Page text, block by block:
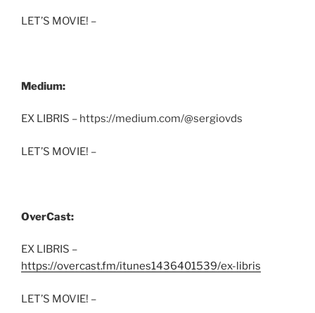
LET’S MOVIE! –
Medium:
EX LIBRIS – https://medium.com/@sergiovds
LET’S MOVIE! –
OverCast:
EX LIBRIS –
https://overcast.fm/itunes1436401539/ex-libris
LET’S MOVIE! –